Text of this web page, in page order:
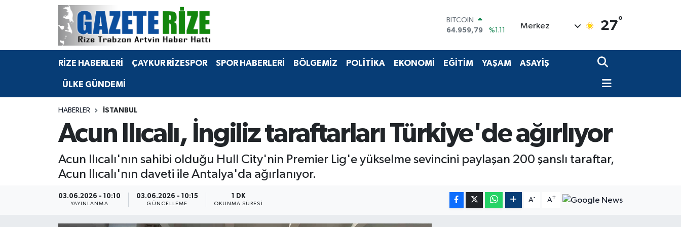
BITCOIN
64.959,79
%1.11
EURO
55,2510
%0.32
GRAM ALTIN
13.779
%-14
Merkez 27°
RİZE HABERLERİ ÇAYKUR RİZESPOR SPOR HABERLERİ BÖLGEMİZ POLİTİKA EKONOMİ EĞİTİM YAŞAM ASAYİŞ
ÜLKE GÜNDEMİ
HABERLER İSTANBUL
Acun Ilıcalı, İngiliz taraftarları Türkiye'de ağırlıyor
Acun Ilıcalı'nın sahibi olduğu Hull City'nin Premier Lig'e yükselme sevincini paylaşan 200 şanslı taraftar,
Acun Ilıcalı'nın daveti ile Antalya'da ağırlanıyor.
03.06.2026 - 10:10
YAYINLANMA
03.06.2026 - 10:15
GÜNCELLEME
1 DK
OKUNMA SÜRESI
A- A+
BÖLGEMİZ
Bilim Teknoloji
Advertising news
Merkez Nöbetçi Eczaneler
Merkez Hava Durumu
Merkez Trafik Yoğunluk Haritası
Tüm Manşetler
Son Dakika Haberleri
Haber Arşivi